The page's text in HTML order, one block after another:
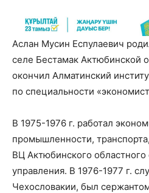
Аслан Мусин Еспулаевич
селе Бестамак Актюбинской
окончил Алматинский
по специальности
В 1975-1976 г. работал
промышленности,
ВЦ Актюбинского областного
управления. В 1976-1977 г.
Чехословакии, был